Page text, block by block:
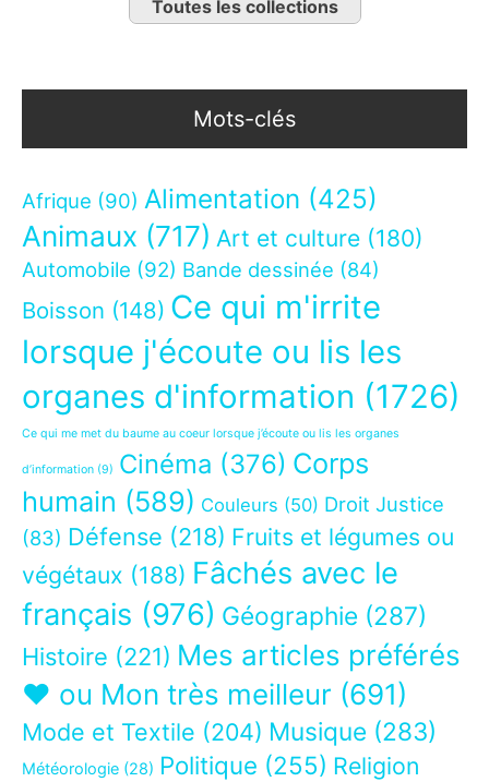
Toutes les collections
Mots-clés
Afrique (90) Alimentation (425)
Animaux (717) Art et culture (180)
Automobile (92) Bande dessinée (84)
Boisson (148) Ce qui m'irrite
lorsque j'écoute ou lis les
organes d'information (1726)
Ce qui me met du baume au coeur lorsque j’écoute ou lis les organes
d’information (9) Cinéma (376) Corps
humain (589) Couleurs (50) Droit Justice
(83) Défense (218) Fruits et légumes ou
végétaux (188) Fâchés avec le
français (976) Géographie (287)
Histoire (221) Mes articles préférés
❤ ou Mon très meilleur (691)
Mode et Textile (204) Musique (283)
Météorologie (28) Politique (255) Religion